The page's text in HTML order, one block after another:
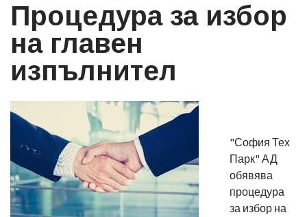
Процедура за избор
на главен
изпълнител
"София Тех
Парк" АД
обявява
процедура
за избор на